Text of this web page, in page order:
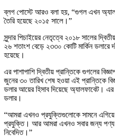
ব্লগ পোস্টে আরও বলা হয়, “গুগল এখন
তৈরি হয়েছে ২০১৫ সালে।”
সুন্দার পিচাইয়ের নেতৃত্বে ২০১৮ সালের
২৬ শতাংশ বেড়ে ২৩৩০ কোটি মার্কিন ডলারে
হয়েছে।
এর পাশাপাশি দ্বিতীয় প্রান্তিকে গুগলের
জুনের ৩০ তারিখ শেষ হওয়া এই প্রান্তিকে
ডলার আয়ের হিসাব দিয়েছে অ্যালফাবেট।
ডলার।
“আমরা এখনও প্রযুক্তিগুলোকে সামনে এগিয়ে
প্রযুক্তি। আর আমরা এখনও সবার জন্য পণ্য
নিবেদিত।”